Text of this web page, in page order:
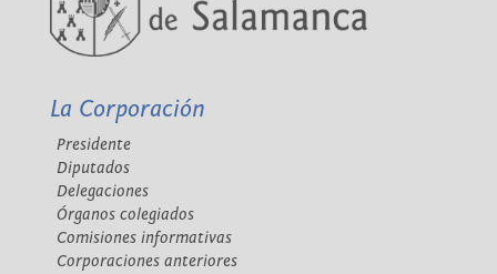
La Corporación
Presidente
Diputados
Delegaciones
Órganos colegiados
Comisiones informativas
Corporaciones anteriores